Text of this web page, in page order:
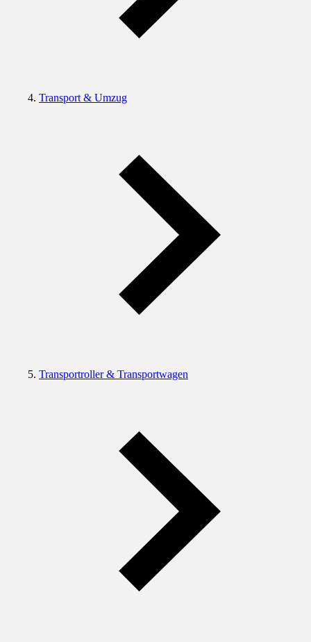
Transport & Umzug
Transportroller & Transportwagen